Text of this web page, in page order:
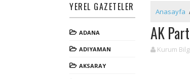
YEREL GAZETELER
ADANA
ADIYAMAN
AKSARAY
Anasayfa
AK
Kurum